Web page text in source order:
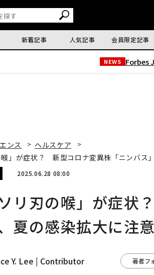
新着記事 人気記事 会員限定記事
NEWS Forbes
ンス
ヘルスケア
喉」が症状？ 新型コロナ変異株「ニンバス
2025.06.28 08:00
ソリ刃の喉」が症
夏の感染拡大に注意
Y. Lee | Contributor 著者フ